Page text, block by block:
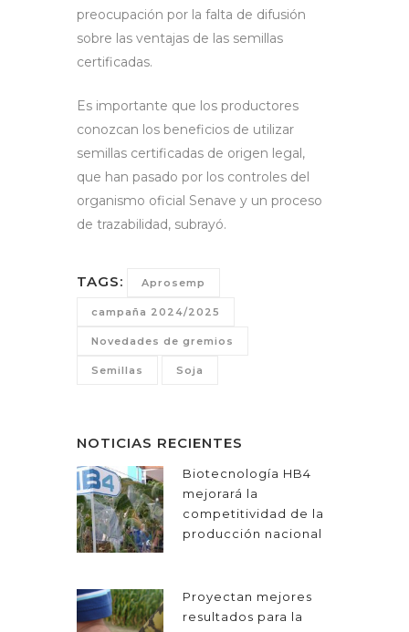
preocupación por la falta de difusión
sobre las ventajas de las semillas
certificadas.
Es importante que los productores
conozcan los beneficios de utilizar
semillas certificadas de origen legal,
que han pasado por los controles del
organismo oficial Senave y un proceso
de trazabilidad, subrayó.
TAGS: Aprosemp
campaña 2024/2025
Novedades de gremios
Semillas Soja
NOTICIAS RECIENTES
Biotecnología HB4
mejorará la
competitividad de la
producción nacional
Proyectan mejores
resultados para la